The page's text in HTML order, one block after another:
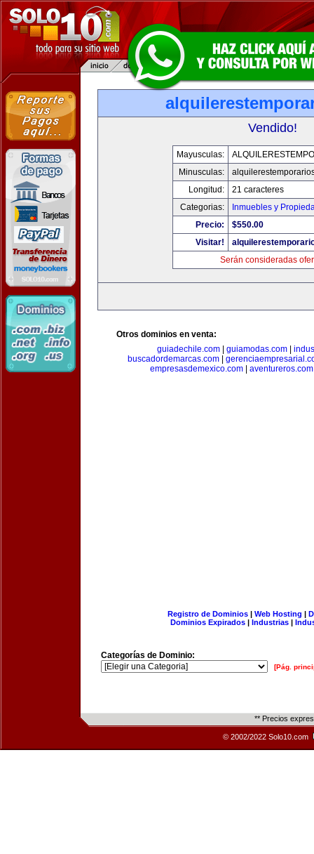
Vendido!
Mayusculas:
Minusculas:
Longitud:
21 caracteres
Categorias:
Inmuebles y
Precio:
$550.00
Visitar!
Serán consideradas
Otros dominios en venta:
guiadechile.com
guiamodas.com
buscadordemarcas.com|
empresasdemexico.com| aventureros.com
Registro de Dominios| Web Hosting |
Dominios Expirados | Industrias |
Categorías de Dominio:
[Pág.
** Precios
© 2002/2022 Solo10.com